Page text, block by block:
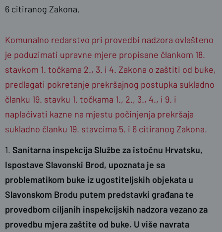
6 citiranog Zakona.
Komunalno redarstvo pri provedbi nadzora ovlašteno
je poduzimati upravne mjere propisane člankom 18.
stavkom 1. točkama 2., 3. i 4. Zakona o zaštiti od buke,
predlagati pokretanje prekršajnog postupka sukladno
članku 19. stavku 1. točkama 1., 2., 3., 4., i 9. i
naplaćivati kazne na mjestu počinjenja prekršaja
sukladno članku 19. stavcima 5. i 6 citiranog Zakona.
1. Sanitarna inspekcija Službe za istočnu Hrvatsku,
Ispostave Slavonski Brod, upoznata je sa
problematikom buke iz ugostiteljskih objekata u
Slavonskom Brodu putem predstavki građana te
provedbom ciljanih inspekcijskih nadzora vezano za
provedbu mjera zaštite od buke. U više navrata